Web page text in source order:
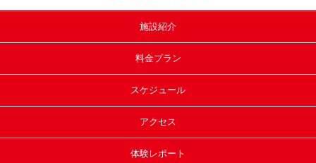
施設紹介
料金プラン
スケジュール
アクセス
体験レポート